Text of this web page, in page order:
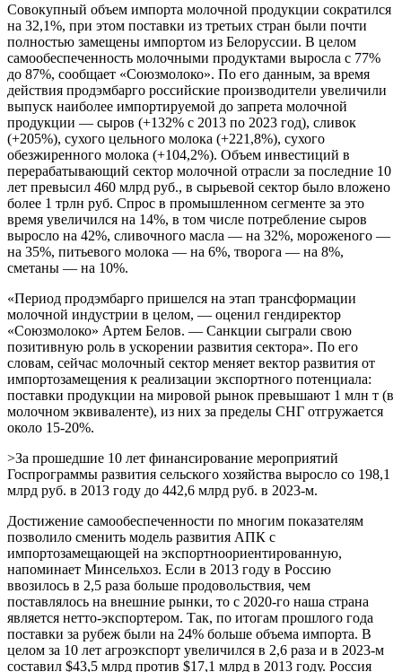
Совокупный объем импорта молочной продукции сократился
на 32,1%, при этом поставки из третьих стран были почти
полностью замещены импортом из Белоруссии. В целом
самообеспеченность молочными продуктами выросла с 77%
до 87%, сообщает «Союзмолоко». По его данным, за время
действия продэмбарго российские производители увеличили
выпуск наиболее импортируемой до запрета молочной
продукции — сыров (+132% с 2013 по 2023 год), сливок
(+205%), сухого цельного молока (+221,8%), сухого
обезжиренного молока (+104,2%). Объем инвестиций в
перерабатывающий сектор молочной отрасли за последние 10
лет превысил 460 млрд руб., в сырьевой сектор было вложено
более 1 трлн руб. Спрос в промышленном сегменте за это
время увеличился на 14%, в том числе потребление сыров
выросло на 42%, сливочного масла — на 32%, мороженого —
на 35%, питьевого молока — на 6%, творога — на 8%,
сметаны — на 10%.
«Период продэмбарго пришелся на этап трансформации
молочной индустрии в целом, — оценил гендиректор
«Союзмолоко» Артем Белов. — Санкции сыграли свою
позитивную роль в ускорении развития сектора». По его
словам, сейчас молочный сектор меняет вектор развития от
импортозамещения к реализации экспортного потенциала:
поставки продукции на мировой рынок превышают 1 млн т (в
молочном эквиваленте), из них за пределы СНГ отгружается
около 15-20%.
>За прошедшие 10 лет финансирование мероприятий
Госпрограммы развития сельского хозяйства выросло со 198,1
млрд руб. в 2013 году до 442,6 млрд руб. в 2023-м.
Достижение самообеспеченности по многим показателям
позволило сменить модель развития АПК с
импортозамещающей на экспортноориентированную,
напоминает Минсельхоз. Если в 2013 году в Россию
ввозилось в 2,5 раза больше продовольствия, чем
поставлялось на внешние рынки, то с 2020-го наша страна
является нетто-экспортером. Так, по итогам прошлого года
поставки за рубеж были на 24% больше объема импорта. В
целом за 10 лет агроэкспорт увеличился в 2,6 раза и в 2023-м
составил $43,5 млрд против $17,1 млрд в 2013 году. Россия